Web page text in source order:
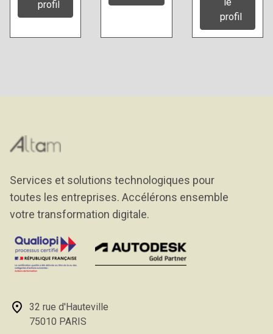
profil
profil
Services et solutions technologiques pour
toutes les entreprises. Accélérons ensemble
votre transformation digitale.
32 rue d'Hauteville
75010 PARIS